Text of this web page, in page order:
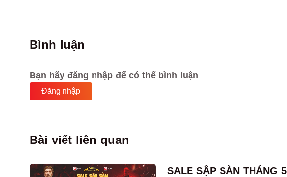
Bình luận
Bạn hãy đăng nhập để có thể bình luận
Đăng nhập
Bài viết liên quan
SALE SẬP SÀN THÁNG